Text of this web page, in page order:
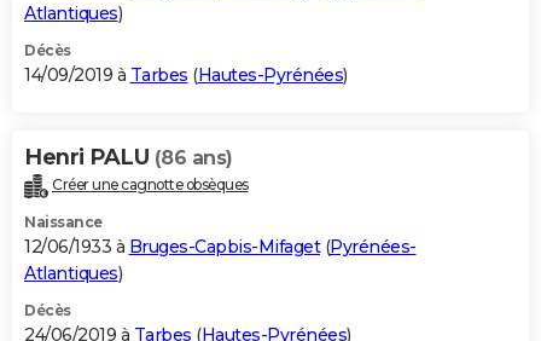
Atlantiques)
Décès
14/09/2019 à Tarbes (Hautes-Pyrénées)
Henri PALU (86 ans)
Créer une cagnotte obsèques
Naissance
12/06/1933 à Bruges-Capbis-Mifaget(Pyrénées-
Atlantiques)
Décès
24/06/2019 à Tarbes (Hautes-Pyrénées)